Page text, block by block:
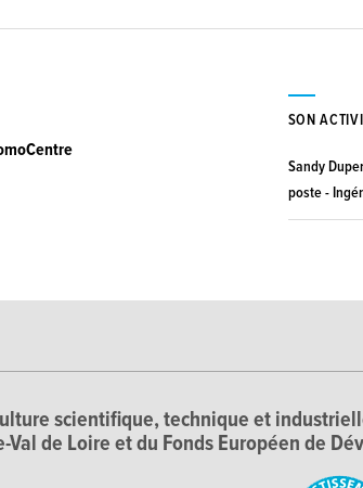
SON
Sandy
poste -
scientifique, technique et
de Loire et du Fonds Européen de